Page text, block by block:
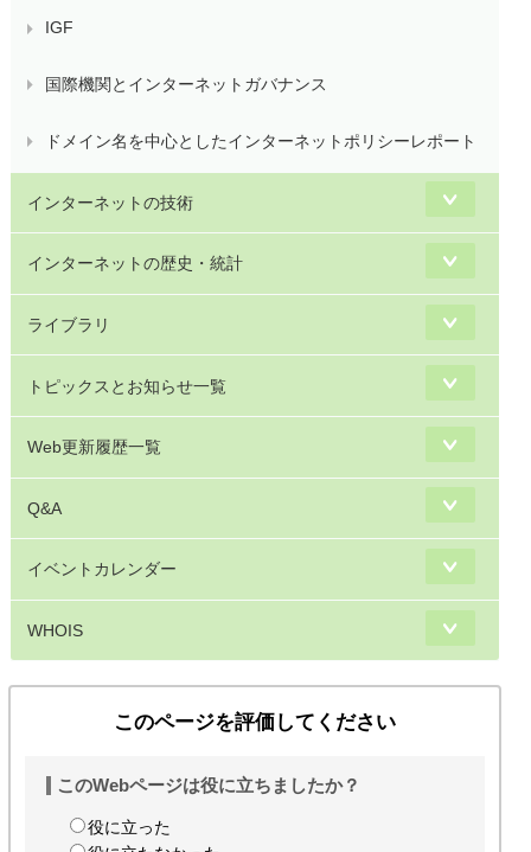
IGF
国際機関とインターネットガバナンス
ドメイン名を中心としたインターネットポリシーレポート
インターネットの技術
インターネットの歴史・統計
ライブラリ
トピックスとお知らせ一覧
Web更新履歴一覧
Q&A
イベントカレンダー
WHOIS
このページを評価してください
このWebページは役に立ちましたか？
役に立った